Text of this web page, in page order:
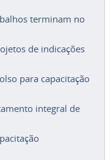
terminam no
de indicações
para capacitação
integral de